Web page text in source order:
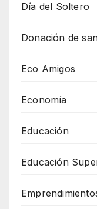
Día del Soltero
Donación de
Eco Amigos
Economía
Educación
Educación